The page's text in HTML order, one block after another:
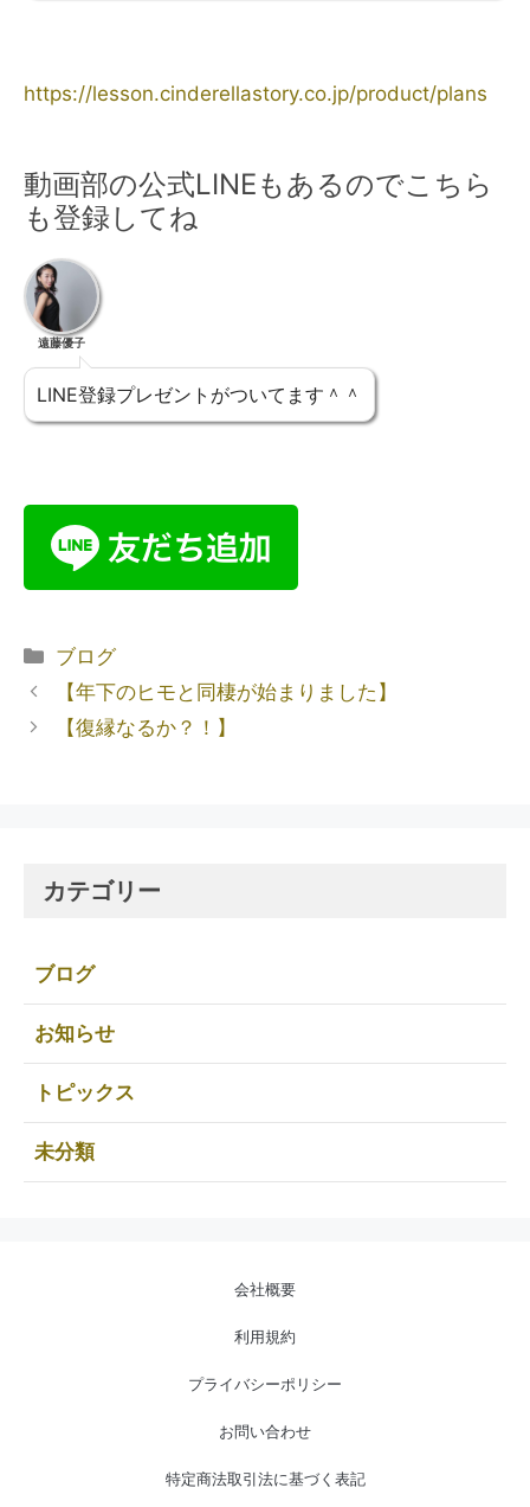
https://lesson.cinderellastory.co.jp/product/plans
動画部の公式LINEもあるのでこちら
も登録してね
遠藤優子
LINE登録プレゼントがついてます＾＾
ブログ
【年下のヒモと同棲が始まりました】
【復縁なるか？！】
カテゴリー
ブログ
お知らせ
トピックス
未分類
会社概要
利用規約
プライバシーポリシー
お問い合わせ
特定商法取引法に基づく表記